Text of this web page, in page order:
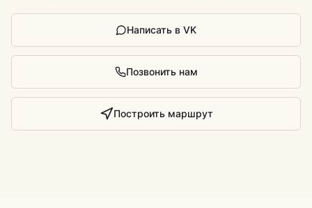
Написать в VK
Позвонить нам
Построить маршрут